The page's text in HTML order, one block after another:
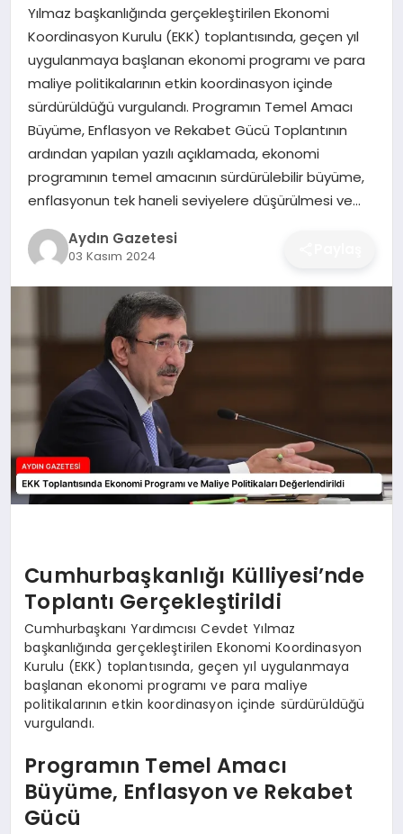
MAGAZIN
SAĞLIK
EĞITIM
DÜNYA
Yılmaz başkanlığında gerçekleştirilen Ekonomi
Koordinasyon Kurulu (EKK) toplantısında, geçen yıl
uygulanmaya başlanan ekonomi programı ve para
maliye politikalarının etkin koordinasyon içinde
sürdürüldüğü vurgulandı. Programın Temel Amacı
Büyüme, Enflasyon ve Rekabet Gücü Toplantının
ardından yapılan yazılı açıklamada, ekonomi
programının temel amacının sürdürülebilir büyüme,
enflasyonun tek haneli seviyelere düşürülmesi ve…
Aydın Gazetesi
03 Kasım 2024
Cumhurbaşkanlığı Külliyesi’nde
Toplantı Gerçekleştirildi
Cumhurbaşkanı Yardımcısı Cevdet Yılmaz
başkanlığında gerçekleştirilen Ekonomi Koordinasyon
Kurulu (EKK) toplantısında, geçen yıl uygulanmaya
başlanan ekonomi programı ve para maliye
politikalarının etkin koordinasyon içinde sürdürüldüğü
vurgulandı.
Programın Temel Amacı
Büyüme, Enflasyon ve Rekabet
Gücü